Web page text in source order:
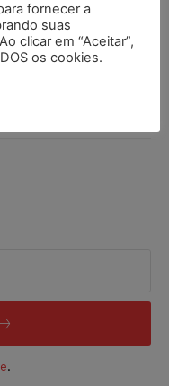
de empregado que
de trabalho
.
fornecer a
suas
clicar em “Aceitar”,
os cookies.